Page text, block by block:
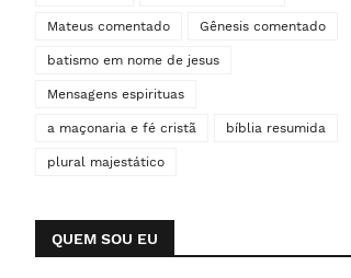
Mateus comentado Gênesis comentado
batismo em nome de jesus
Mensagens espirituas
a maçonaria e fé cristã bíblia resumida
plural majestático
QUEM SOU EU